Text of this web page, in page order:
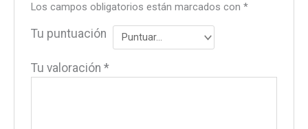
Los campos obligatorios están marcados con*
Tu puntuación
Tu valoración*